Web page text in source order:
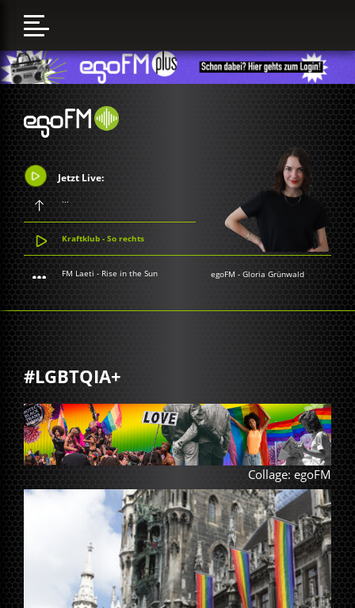
Jetzt Live:
...
Kraftklub - So rechts
FM Laeti - Rise in the Sun egoFM -Gloria Grünwald
#LGBTQIA+
Collage: egoFM